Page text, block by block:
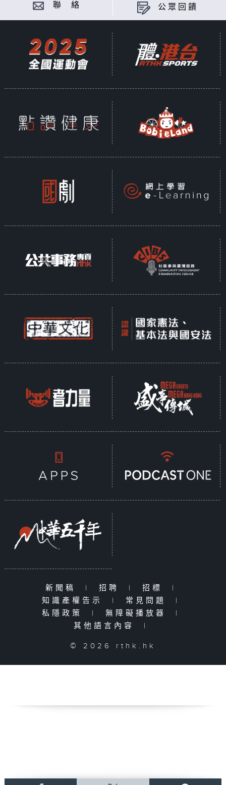
聯 絡 公眾回饋
新聞稿 | 招聘 | 招標
|
知識產權告示
| 常見問題
|
私隱政策
| 無障礙播放器
|
其他語言內容
|
© 2026 rthk.hk